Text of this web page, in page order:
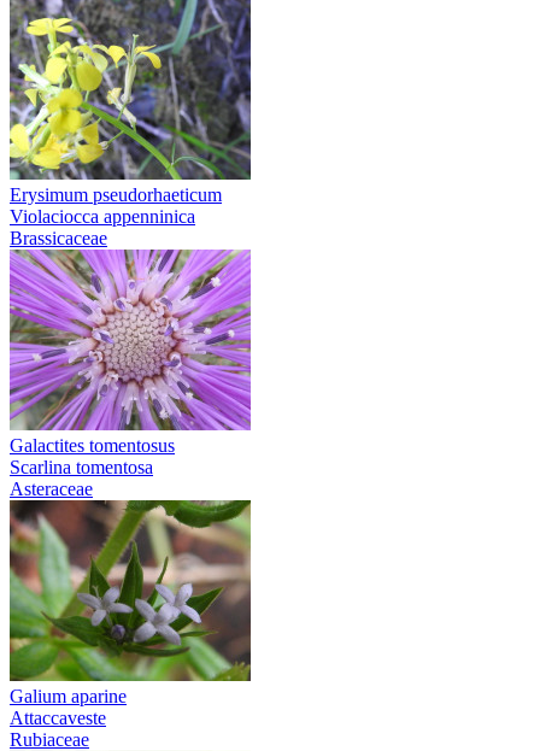
Erysimum pseudorhaeticum
Violaciocca appenninica
Brassicaceae
Galactites tomentosus
Scarlina tomentosa
Asteraceae
Galium aparine
Attaccaveste
Rubiaceae